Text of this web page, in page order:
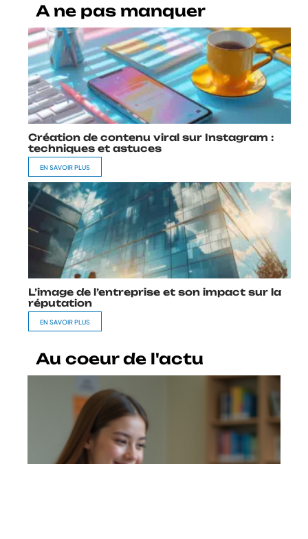
A ne pas manquer
Création de contenu viral sur Instagram :
techniques et astuces
EN SAVOIR PLUS
L’image de l’entreprise et son impact sur la
réputation
EN SAVOIR PLUS
Au coeur de l'actu